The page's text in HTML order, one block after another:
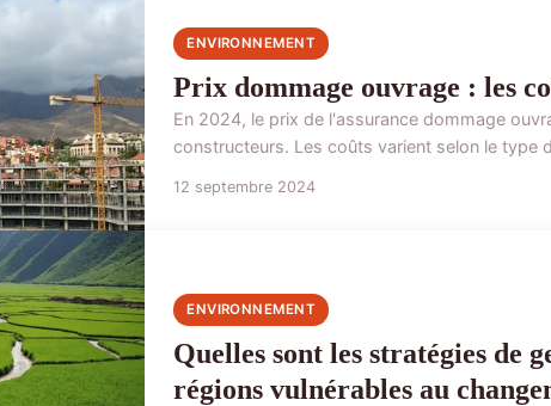
ENVIRONNEMENT
Prix dommage ouvrage : les
En 2024, le prix de l'assurance dommage
constructeurs. Les coûts varient selon le type
12 septembre 2024
ENVIRONNEMENT
Quelles sont les stratégies de
régions vulnérables au